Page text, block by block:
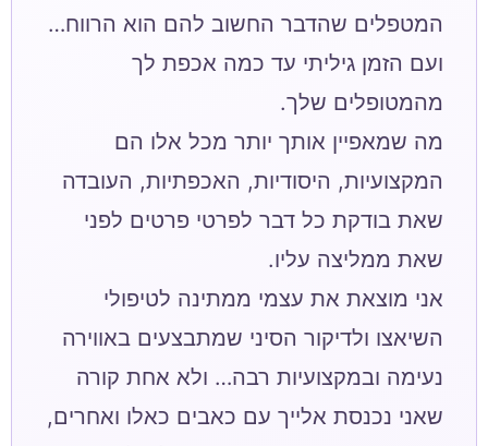
המטפלים שהדבר החשוב להם הוא הרווח…
ועם הזמן גיליתי עד כמה אכפת לך
מה שמאפיין אותך יותר מכל אלו הם
המקצועיות, היסודיות, האכפתיות, העובדה
שאת בודקת כל דבר לפרטי פרטים לפני
אני מוצאת את עצמי ממתינה לטיפולי
השיאצו ולדיקור הסיני שמתבצעים באווירה
נעימה ובמקצועיות רבה… ולא אחת קורה
שאני נכנסת אלייך עם כאבים כאלו ואחרים,